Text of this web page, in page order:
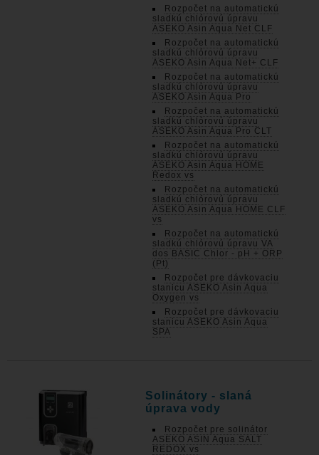
Rozpočet na automatickú
sladkú chlórovú úpravu
ASEKO Asin Aqua Net CLF
Rozpočet na automatickú
sladkú chlórovú úpravu
ASEKO Asin Aqua Net+ CLF
Rozpočet na automatickú
sladkú chlórovú úpravu
ASEKO Asin Aqua Pro
Rozpočet na automatickú
sladkú chlórovú úpravu
ASEKO Asin Aqua Pro CLT
Rozpočet na automatickú
sladkú chlórovú úpravu
ASEKO Asin Aqua HOME
Redox vs
Rozpočet na automatickú
sladkú chlórovú úpravu
ASEKO Asin Aqua HOME CLF
vs
Rozpočet na automatickú
sladkú chlórovú úpravu VA
dos BASIC Chlor - pH + ORP
(Pt)
Rozpočet pre dávkovaciu
stanicu ASEKO Asin Aqua
Oxygen vs
Rozpočet pre dávkovaciu
stanicu ASEKO Asin Aqua
SPA
Solinátory - slaná
úprava vody
Rozpočet pre solinátor
ASEKO ASIN Aqua SALT
REDOX vs